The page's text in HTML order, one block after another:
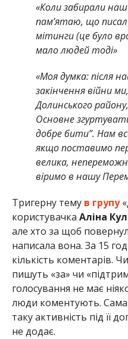
«Коли забирали
пам’ятаю, що
мітинги (це було
мало людей тоді»
«Моя думка: після
закінчення війни
Долинського
Основне
добре бити”. Нам
якщо поставимо
велика,
віримо в нашу
Тригерну тему в групу
користувачка Аліна
але хто за щоб
написала вона. За 15
кількість коментарів.
пишуть «за» чи
голосування не має
люди коментують.
таку активність під її
не додає.